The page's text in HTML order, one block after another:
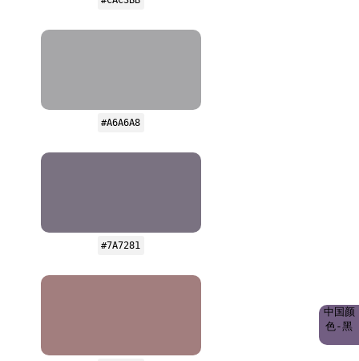
中国颜
色-黑
#A6A6A8
#7A7281